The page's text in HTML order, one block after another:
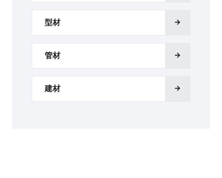
型材
管材
建材